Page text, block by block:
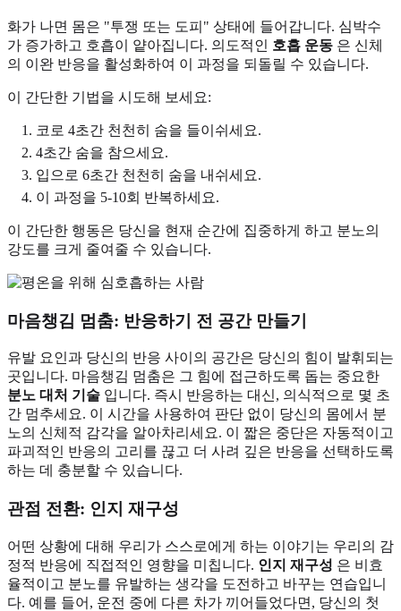
화가 나면 몸은 "투쟁 또는 도피" 상태에 들어갑니다. 심박수
가 증가하고 호흡이 얕아집니다. 의도적인 호흡 운동 은 신체
의 이완 반응을 활성화하여 이 과정을 되돌릴 수 있습니다.
이 간단한 기법을 시도해 보세요:
코로 4초간 천천히 숨을 들이쉬세요.
4초간 숨을 참으세요.
입으로 6초간 천천히 숨을 내쉬세요.
이 과정을 5-10회 반복하세요.
이 간단한 행동은 당신을 현재 순간에 집중하게 하고 분노의
강도를 크게 줄여줄 수 있습니다.
마음챙김 멈춤: 반응하기 전 공간 만들기
유발 요인과 당신의 반응 사이의 공간은 당신의 힘이 발휘되는
곳입니다. 마음챙김 멈춤은 그 힘에 접근하도록 돕는 중요한
분노 대처 기술 입니다. 즉시 반응하는 대신, 의식적으로 몇 초
간 멈추세요. 이 시간을 사용하여 판단 없이 당신의 몸에서 분
노의 신체적 감각을 알아차리세요. 이 짧은 중단은 자동적이고
파괴적인 반응의 고리를 끊고 더 사려 깊은 반응을 선택하도록
하는 데 충분할 수 있습니다.
관점 전환: 인지 재구성
어떤 상황에 대해 우리가 스스로에게 하는 이야기는 우리의 감
정적 반응에 직접적인 영향을 미칩니다. 인지 재구성 은 비효
율적이고 분노를 유발하는 생각을 도전하고 바꾸는 연습입니
다. 예를 들어, 운전 중에 다른 차가 끼어들었다면, 당신의 첫